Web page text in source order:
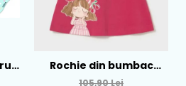
Rochie din bumbac
pentru fete Mayoral,
105,90 Lei